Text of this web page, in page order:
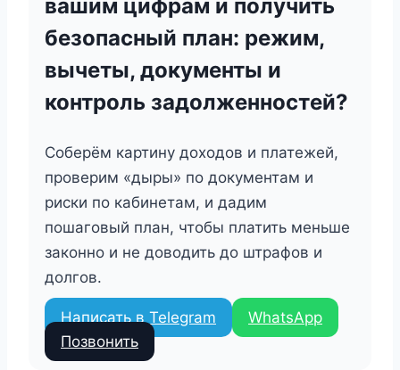
вашим цифрам и получить
безопасный план: режим,
вычеты, документы и
контроль задолженностей?
Соберём картину доходов и платежей,
проверим «дыры» по документам и
риски по кабинетам, и дадим
пошаговый план, чтобы платить меньше
законно и не доводить до штрафов и
долгов.
Написать в Telegram
WhatsApp
Позвонить